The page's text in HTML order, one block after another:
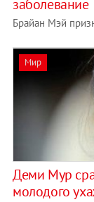
заболевание
Брайан Мэй
Мир
Деми Мур
молодого